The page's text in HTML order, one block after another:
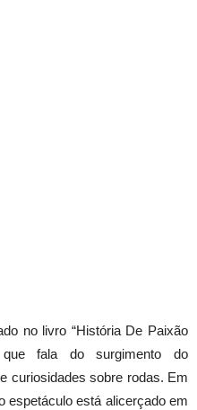
no livro “História De Paixão
fala do surgimento do
curiosidades sobre rodas. Em
espetáculo está alicerçado em